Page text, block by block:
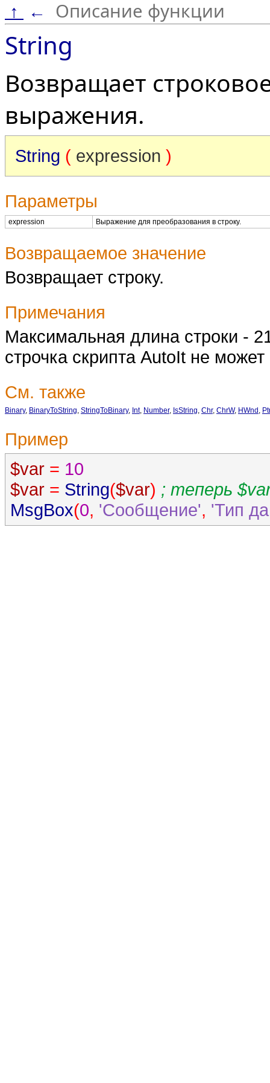
↑ ← Описание функции
String
Возвращает
выражения.
String ( expression )
Параметры
expression Выражение для преобразования в строку.
Возвращаемое значение
Возвращает строку.
Примечания
Максимальная длина строки -
строчка скрипта AutoIt не
См. также
Binary, BinaryToString, StringToBinary, Int, Number, IsString, Chr, ChrW, HWnd ,
Пример
$var = 10
$var = String($var) ; теперь
MsgBox(0, 'Сообщение', 'Тип